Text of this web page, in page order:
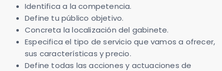
Identifica a la competencia.
Define tu público objetivo.
Concreta la localización del gabinete.
Especifica el tipo de servicio que vamos a ofrecer,
sus características y precio.
Define todas las acciones y actuaciones de